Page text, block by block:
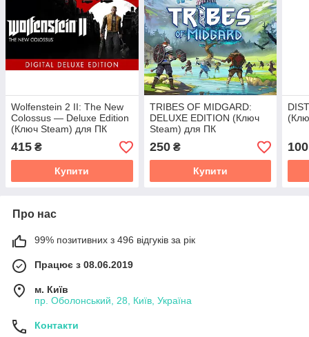
Wolfenstein 2 II: The New
Colossus — Deluxe Edition
(Ключ Steam) для ПК
415 ₴
Купити
TRIBES OF MIDGARD:
DELUXE EDITION (Ключ
Steam) для ПК
250₴
Купити
100
Про нас
99% позитивних з 496 відгуків за рік
Працює з 08.06.2019
м. Київ
пр. Оболонський, 28, Київ, Україна
Контакти